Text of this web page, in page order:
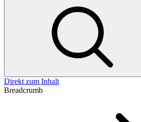
Direkt zum Inhalt
Breadcrumb